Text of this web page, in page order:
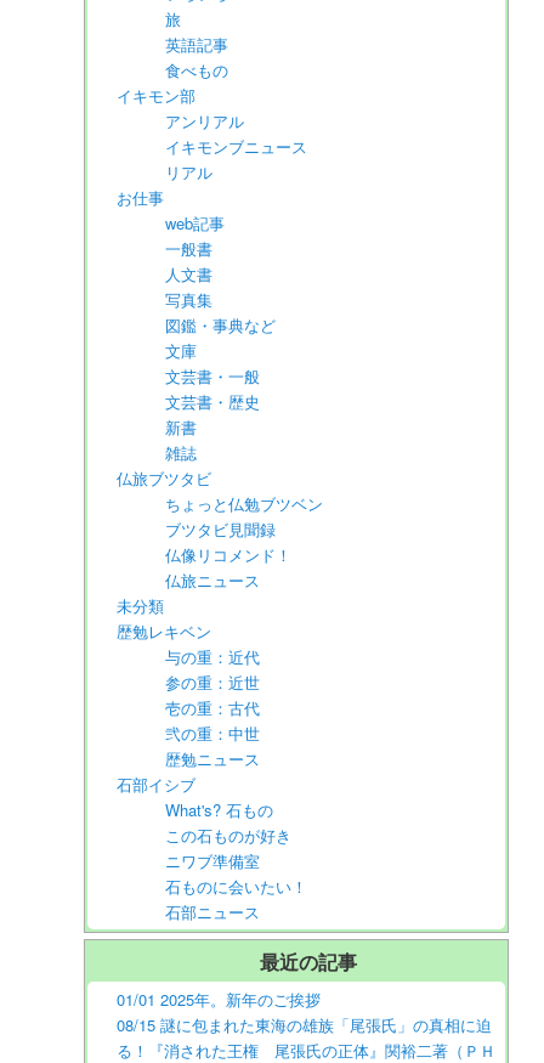
旅
英語記事
食べもの
イキモン部
アンリアル
イキモンブニュース
リアル
お仕事
web記事
一般書
人文書
写真集
図鑑・事典など
文庫
文芸書・一般
文芸書・歴史
新書
雑誌
仏旅ブツタビ
ちょっと仏勉ブツベン
ブツタビ見聞録
仏像リコメンド！
仏旅ニュース
未分類
歴勉レキベン
与の重：近代
参の重：近世
壱の重：古代
弐の重：中世
歴勉ニュース
石部イシブ
What's? 石もの
この石ものが好き
ニワブ準備室
石ものに会いたい！
石部ニュース
最近の記事
01/01 2025年。新年のご挨拶
08/15 謎に包まれた東海の雄族「尾張氏」の真相に迫
る！『消された王権 尾張氏の正体』関裕二著（ＰＨ